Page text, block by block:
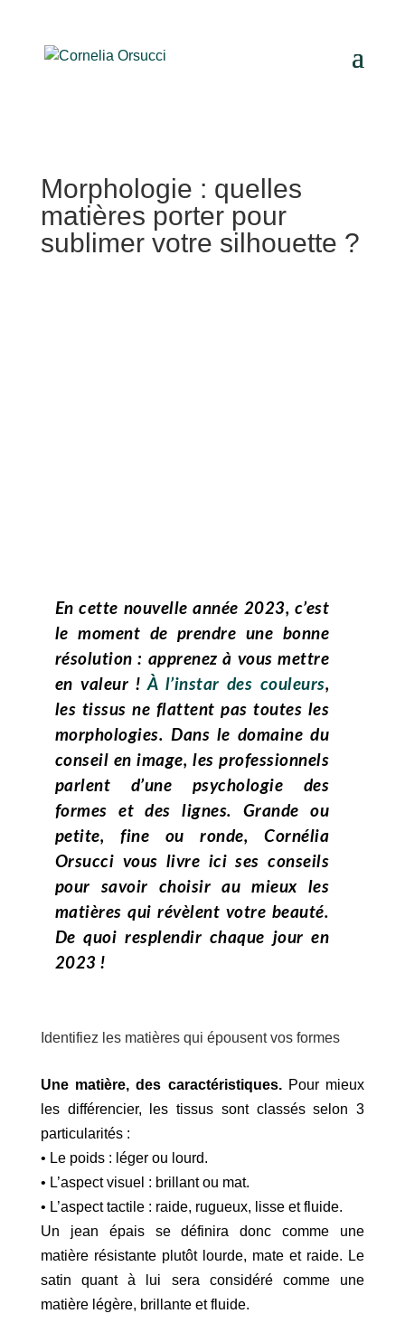
Morphologie : quelles
matières porter pour
sublimer votre silhouette ?
En cette nouvelle année 2023, c’est
le moment de prendre une bonne
résolution : apprenez à vous mettre
en valeur !À l’instar des couleurs,
les tissus ne flattent pas toutes les
morphologies. Dans le domaine du
conseil en image, les professionnels
parlent d’une psychologie des
formes et des lignes. Grande ou
petite, fine ou ronde, Cornélia
Orsucci vous livre ici ses conseils
pour savoir choisir au mieux les
matières qui révèlent votre beauté.
De quoi resplendir chaque jour en
2023 !
Identifiez les matières qui épousent vos formes
Une matière, des caractéristiques.Pour mieux
les différencier, les tissus sont classés selon 3
particularités :
• Le poids : léger ou lourd.
• L’aspect visuel : brillant ou mat.
• L’aspect tactile : raide, rugueux, lisse et fluide.
Un jean épais se définira donc comme une
matière résistante plutôt lourde, mate et raide. Le
satin quant à lui sera considéré comme une
matière légère, brillante et fluide.